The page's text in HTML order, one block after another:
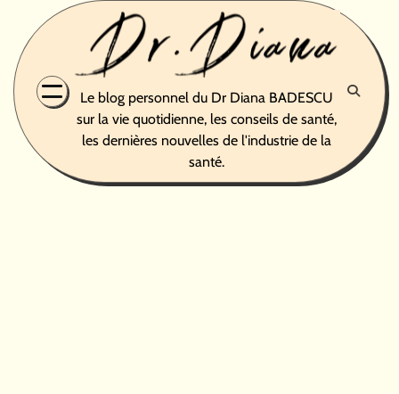
content
Le blog personnel du Dr Diana BADESCU
sur la vie quotidienne, les conseils de santé,
les dernières nouvelles de l'industrie de la
santé.